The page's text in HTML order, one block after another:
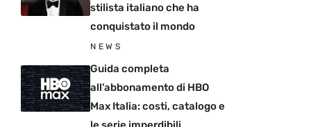
stilista italiano che ha
conquistato il mondo
NEWS
Guida completa
all’abbonamento di HBO
Max Italia: costi, catalogo e